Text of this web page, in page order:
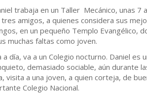
trabaja en un Taller Mecánico, unas
amigos, a quienes considera sus
en un pequeño Templo Evangélico,
muchas faltas como joven.
a día, va a un Colegio nocturno. Daniel
demasiado sociable, aún durante
visita a una joven, a quien corteja, de
Colegio Nacional.